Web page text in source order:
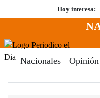
al
Hoy interesa:
Menú
Nacionales Opinión